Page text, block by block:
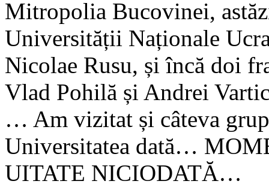
Mitropolia Bucovinei,
Universității Naționale
Nicolae Rusu, și încă doi
Vlad Pohilă și Andrei
… Am vizitat și câteva
Universitatea dată…
UITATE NICIODATĂ…